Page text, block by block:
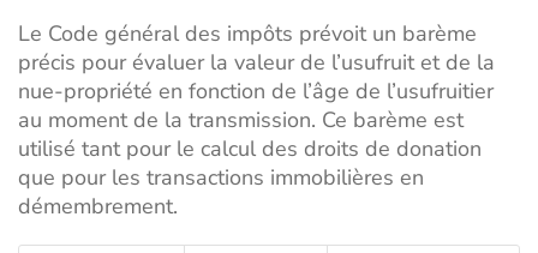
Le Code général des impôts prévoit un barème
précis pour évaluer la valeur de l’usufruit et de la
nue-propriété en fonction de l’âge de l’usufruitier
au moment de la transmission. Ce barème est
utilisé tant pour le calcul des droits de donation
que pour les transactions immobilières en
démembrement.